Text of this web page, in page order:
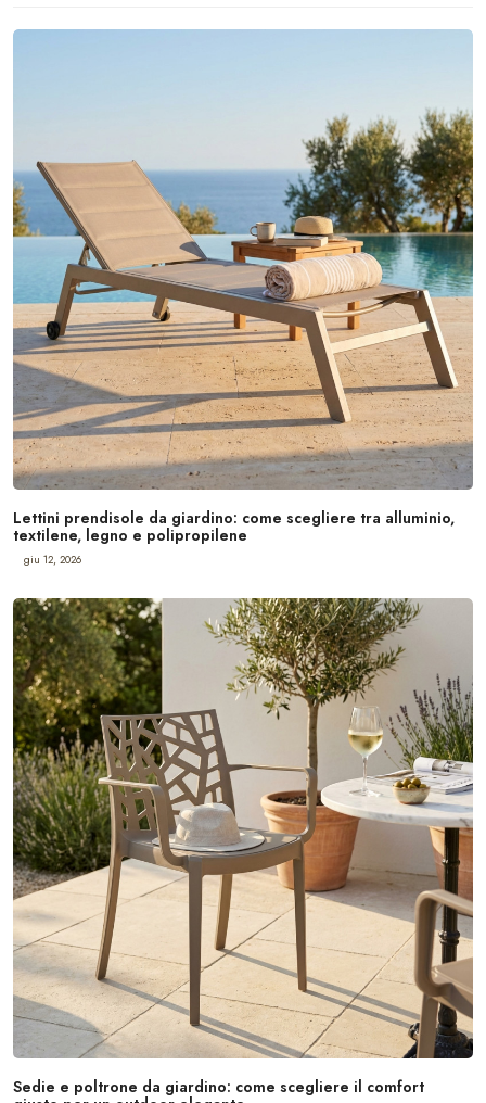
Lettini prendisole da giardino: come scegliere tra alluminio,
textilene, legno e polipropilene
giu 12, 2026
Sedie e poltrone da giardino: come scegliere il comfort